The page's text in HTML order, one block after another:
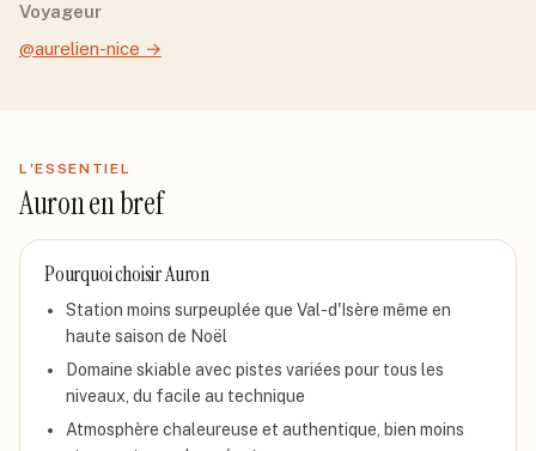
Voyageur
@aurelien-nice →
L'ESSENTIEL
Auronen bref
Pourquoi choisirAuron
Station moins surpeuplée que Val-d'Isère même en
haute saison de Noël
Domaine skiable avec pistes variées pour tous les
niveaux, du facile au technique
Atmosphère chaleureuse et authentique, bien moins